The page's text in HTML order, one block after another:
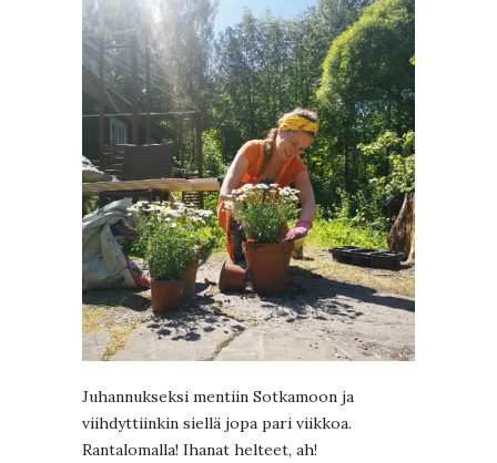
Juhannukseksi mentiin Sotkamoon ja
viihdyttiinkin siellä jopa pari viikkoa.
Rantalomalla! Ihanat helteet, ah!